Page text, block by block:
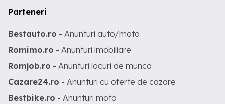
Parteneri
Bestauto.ro - Anunturi auto/moto
Romimo.ro - Anunturi imobiliare
Romjob.ro - Anunturi locuri de munca
Cazare24.ro - Anunturi cu oferte de cazare
Bestbike.ro - Anunturi moto